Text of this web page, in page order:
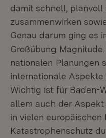
damit schnell, planvoll
zusammenwirken
Genau darum ging es
Großübung
nationalen Planungen
internationale
Wichtig ist für Baden-
allem auch der Aspekt
in vielen europäischen
Katastrophenschutz